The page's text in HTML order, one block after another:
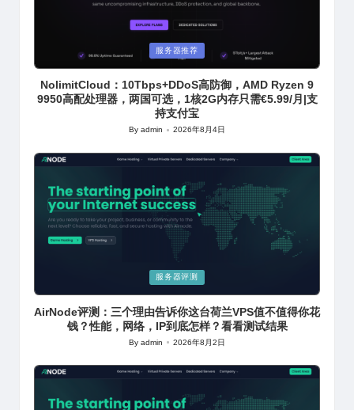
Posted
in
服务器推荐
NolimitCloud：10Tbps+DDoS高防御，AMD Ryzen 9
9950高配处理器，两国可选，1核2G内存只需€5.99/月|支
持支付宝
Posted
Byadmin 2026年8月4日
in
服务器评测
AirNode评测：三个理由告诉你这台荷兰VPS值不值得你花
钱？性能，网络，IP到底怎样？看看测试结果
Posted
Byadmin 2026年8月2日